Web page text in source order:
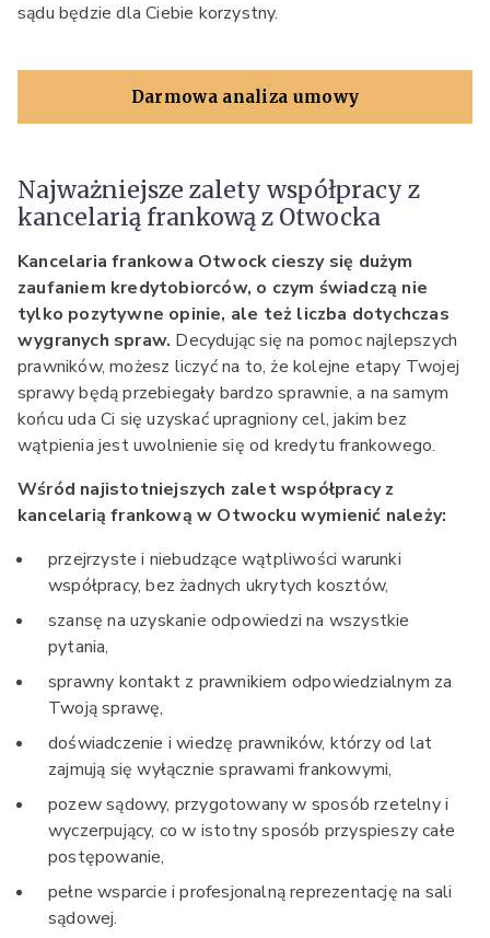
sądu będzie dla Ciebie korzystny.
Darmowa analiza umowy
Najważniejsze zalety współpracy z
kancelarią frankową z Otwocka
Kancelaria frankowa Otwock cieszy się dużym
zaufaniem kredytobiorców, o czym świadczą nie
tylko pozytywne opinie, ale też liczba dotychczas
wygranych spraw. Decydując się na pomoc najlepszych
prawników, możesz liczyć na to, że kolejne etapy Twojej
sprawy będą przebiegały bardzo sprawnie, a na samym
końcu uda Ci się uzyskać upragniony cel, jakim bez
wątpienia jest uwolnienie się od kredytu frankowego.
Wśród najistotniejszych zalet współpracy z
kancelarią frankową w Otwocku wymienić należy:
przejrzyste i niebudzące wątpliwości warunki
współpracy, bez żadnych ukrytych kosztów,
szansę na uzyskanie odpowiedzi na wszystkie
pytania,
sprawny kontakt z prawnikiem odpowiedzialnym za
Twoją sprawę,
doświadczenie i wiedzę prawników, którzy od lat
zajmują się wyłącznie sprawami frankowymi,
pozew sądowy, przygotowany w sposób rzetelny i
wyczerpujący, co w istotny sposób przyspieszy całe
postępowanie,
pełne wsparcie i profesjonalną reprezentację na sali
sądowej.